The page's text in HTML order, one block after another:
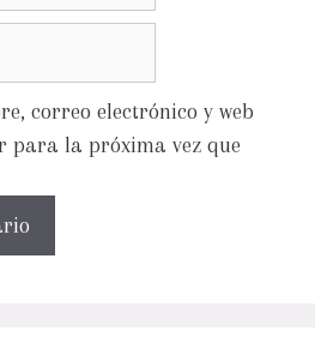
correo electrónico y web
para la próxima vez que